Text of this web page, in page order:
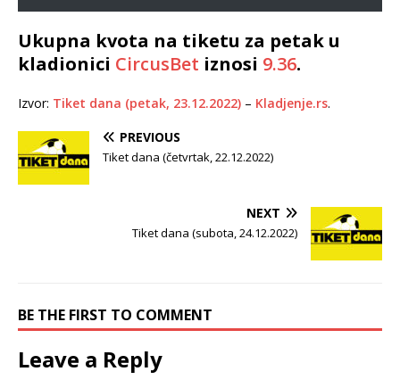
Ukupna kvota na tiketu za petak u
kladionici CircusBet iznosi 9.36.
Izvor: Tiket dana (petak, 23.12.2022) – Kladjenje.rs.
PREVIOUS
Tiket dana (četvrtak, 22.12.2022)
NEXT
Tiket dana (subota, 24.12.2022)
BE THE FIRST TO COMMENT
Leave a Reply